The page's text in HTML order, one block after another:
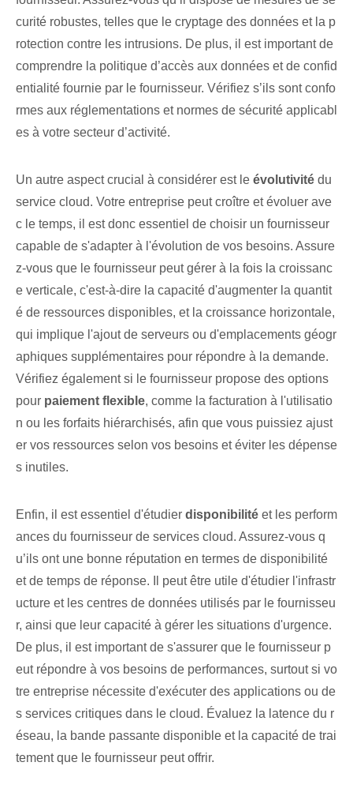
curité robustes, telles que le cryptage des données et la p
rotection contre les intrusions. De plus, il est important de
comprendre la politique d’accès aux données et de confid
entialité fournie par le fournisseur. Vérifiez s’ils sont confo
rmes aux réglementations et normes de sécurité applicabl
es à votre secteur d’activité.
Un autre aspect crucial à considérer est le évolutivité du
service cloud‌. Votre entreprise peut croître et évoluer ave
c le temps, il est donc essentiel de choisir un fournisseur
capable de s'adapter à l'évolution de vos besoins. Assure
z-vous que le fournisseur peut gérer à la fois la croissanc
e verticale, c'est-à-dire la capacité d'augmenter la quantit
é de ressources disponibles, et la croissance horizontale,
qui implique l'ajout de serveurs ou d'emplacements géogr
aphiques supplémentaires pour répondre à la demande.
Vérifiez également si le fournisseur propose des options
pour paiement flexible, comme la facturation à l'utilisatio
n ou les forfaits hiérarchisés, afin que vous puissiez ajust
er vos ressources selon vos besoins et éviter les dépense
s inutiles.
Enfin, il est essentiel d'étudier disponibilité et les perform
ances du fournisseur de services cloud. Assurez-vous q
u’ils ont une bonne réputation en termes de disponibilité
et de temps de réponse. Il peut être utile d'étudier l'infrastr
ucture et les centres de données utilisés par le fournisseu
r, ainsi que leur capacité à gérer les situations d'urgence.
‍De plus, il est important de s'assurer que le fournisseur p
eut⁢ répondre à vos besoins de performances, surtout si vo
tre entreprise nécessite d'exécuter des applications ou de
s services critiques⁢ dans le cloud. Évaluez la latence du r
éseau, la bande passante disponible et la capacité de trai
tement que le fournisseur peut offrir.